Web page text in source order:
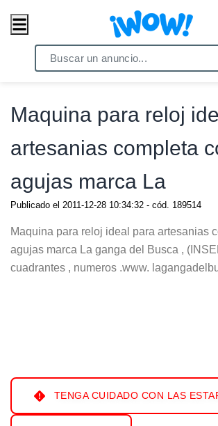
/ Moda / Relojes - Joyas
Maquina para reloj
artesanias completa
agujas marca La
Publicado el 2011-12-28 10:34:32 - cód. 189514
Maquina para reloj ideal para artesanias
agujas marca La ganga del Busca ,
cuadrantes , numeros .www.
TENGA CUIDADO CON LAS